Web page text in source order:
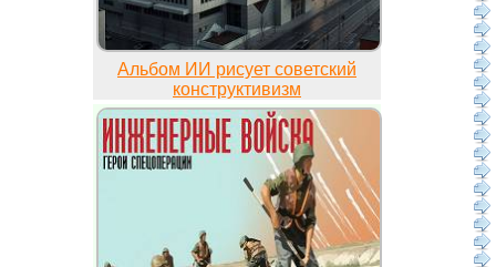
Альбом ИИ рисует советский
конструктивизм